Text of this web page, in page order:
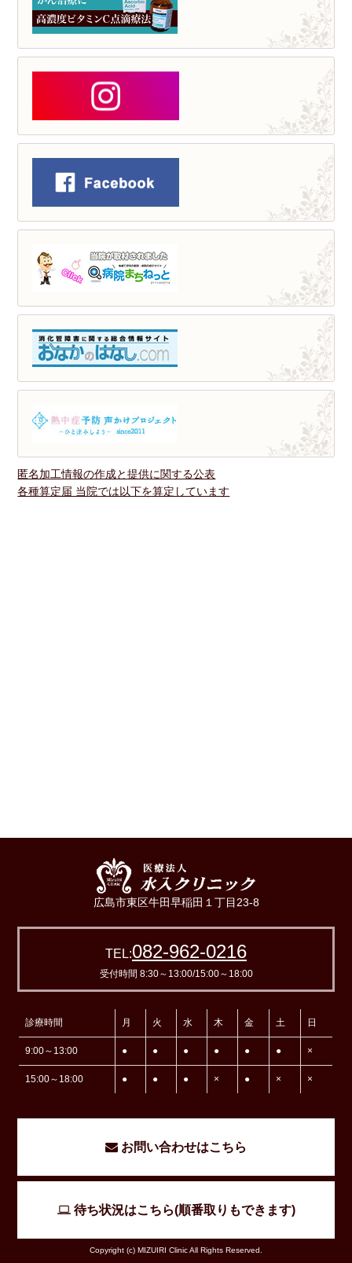
匿名加工情報の作成と提供に関する公表
各種算定届 当院では以下を算定しています
広島市東区牛田早稲田１丁目23-8
TEL:082-962-0216
受付時間 8:30～13:00/15:00～18:00
診療時間 月 火 水 木 金 土 日
9:00～13:00 ● ● ● ● ● ● ×
15:00～18:00 ● ● ● × ● × ×
お問い合わせはこちら
待ち状況はこちら(順番取りもできます)
Copyright (c) MIZUIRI Clinic All Rights Reserved.